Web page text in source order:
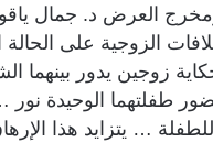
العرض د. جمال
الزوجية على الحالة
زوجين يدور بينهما
طفلتهما الوحيدة نور
… يتزايد هذا